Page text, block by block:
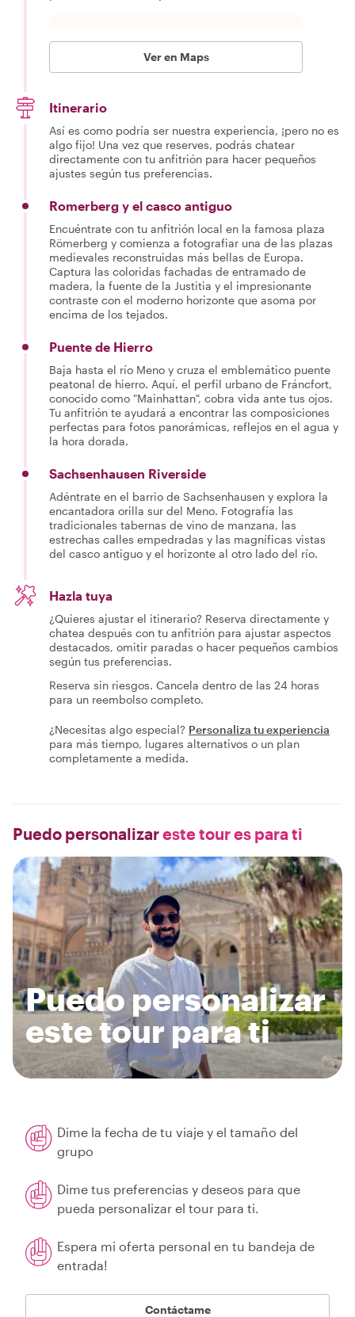
Ver en Maps
Itinerario
Así es como podría ser nuestra experiencia, ¡pero no es
algo fijo! Una vez que reserves, podrás chatear
directamente con tu anfitrión para hacer pequeños
ajustes según tus preferencias.
Romerberg y el casco antiguo
Encuéntrate con tu anfitrión local en la famosa plaza
Römerberg y comienza a fotografiar una de las plazas
medievales reconstruidas más bellas de Europa.
Captura las coloridas fachadas de entramado de
madera, la fuente de la Justitia y el impresionante
contraste con el moderno horizonte que asoma por
encima de los tejados.
Puente de Hierro
Baja hasta el río Meno y cruza el emblemático puente
peatonal de hierro. Aquí, el perfil urbano de Fráncfort,
conocido como "Mainhattan", cobra vida ante tus ojos.
Tu anfitrión te ayudará a encontrar las composiciones
perfectas para fotos panorámicas, reflejos en el agua y
la hora dorada.
Sachsenhausen Riverside
Adéntrate en el barrio de Sachsenhausen y explora la
encantadora orilla sur del Meno. Fotografía las
tradicionales tabernas de vino de manzana, las
estrechas calles empedradas y las magníficas vistas
del casco antiguo y el horizonte al otro lado del río.
Hazla tuya
¿Quieres ajustar el itinerario? Reserva directamente y
chatea después con tu anfitrión para ajustar aspectos
destacados, omitir paradas o hacer pequeños cambios
según tus preferencias.
Reserva sin riesgos. Cancela dentro de las 24 horas
para un reembolso completo.
¿Necesitas algo especial? Personaliza tu experiencia
para más tiempo, lugares alternativos o un plan
completamente a medida.
Puedo personalizareste tour es para ti
Puedo personalizar
este tour para ti
Dime la fecha de tu viaje y el tamaño del
grupo
Dime tus preferencias y deseos para que
pueda personalizar el tour para ti.
Espera mi oferta personal en tu bandeja de
entrada!
Contáctame